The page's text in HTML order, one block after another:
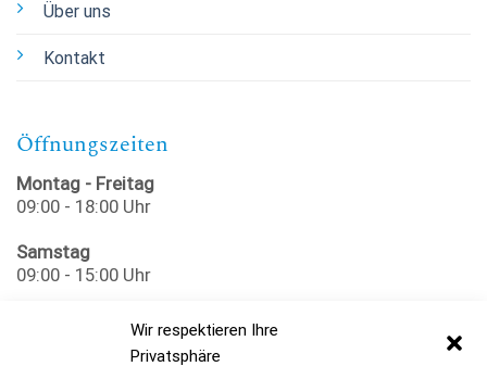
Wir respektieren Ihre
Privatsphäre
Über uns
Kontakt
Öffnungszeiten
Montag - Freitag
09:00 - 18:00 Uhr
Samstag
09:00 - 15:00 Uhr